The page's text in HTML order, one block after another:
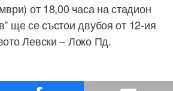
от 18,00 часа на стадион
ще се състои двубоя от 12-ия
Левски – Локо Пд.